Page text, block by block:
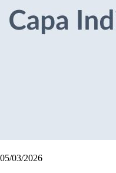
03/2026